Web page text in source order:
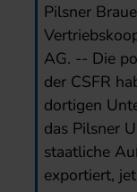
Pilsner
AG. -- Die
der CSFR
dortigen
das Pilsner
staatliche
exportiert,